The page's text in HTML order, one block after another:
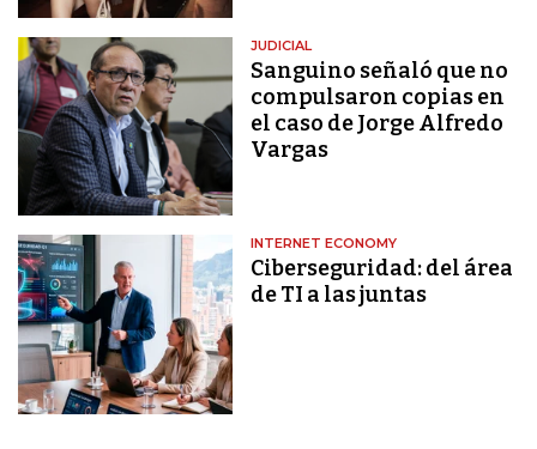
JUDICIAL
Sanguino señaló que no
compulsaron copias en
el caso de Jorge Alfredo
Vargas
INTERNET ECONOMY
Ciberseguridad: del área
de TI a las juntas